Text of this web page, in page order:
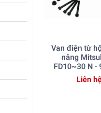
Van điện từ
nâng
FD10~30 N -
20010
Liên